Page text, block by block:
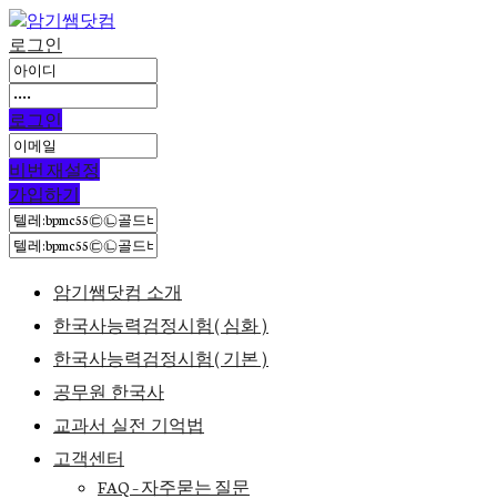
로그인
로그인
비번 재설정
가입하기
암기쌤닷컴 소개
한국사능력검정시험(심화)
한국사능력검정시험(기본)
공무원 한국사
교과서 실전 기억법
고객센터
FAQ – 자주묻는 질문